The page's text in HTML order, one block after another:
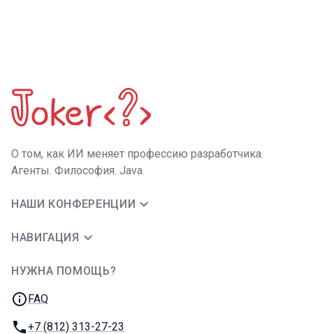
О том, как ИИ меняет профессию разработчика.
Агенты. Философия. Java.
НАШИ КОНФЕРЕНЦИИ
НАВИГАЦИЯ
НУЖНА ПОМОЩЬ?
FAQ
Телефон:
+7 (812) 313-27-23